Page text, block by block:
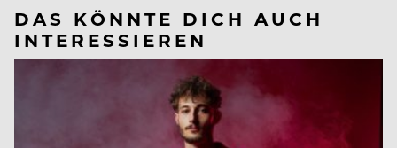
DAS KÖNNTE DICH AUCH
INTERESSIEREN